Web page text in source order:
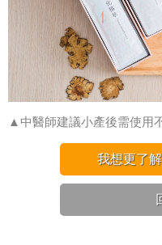
▲中醫師建議小產後需使用
我想更了